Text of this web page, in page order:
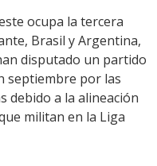
ocupa la tercera
Brasil y Argentina,
disputado un partido
septiembre por las
debido a la alineación
militan en la Liga